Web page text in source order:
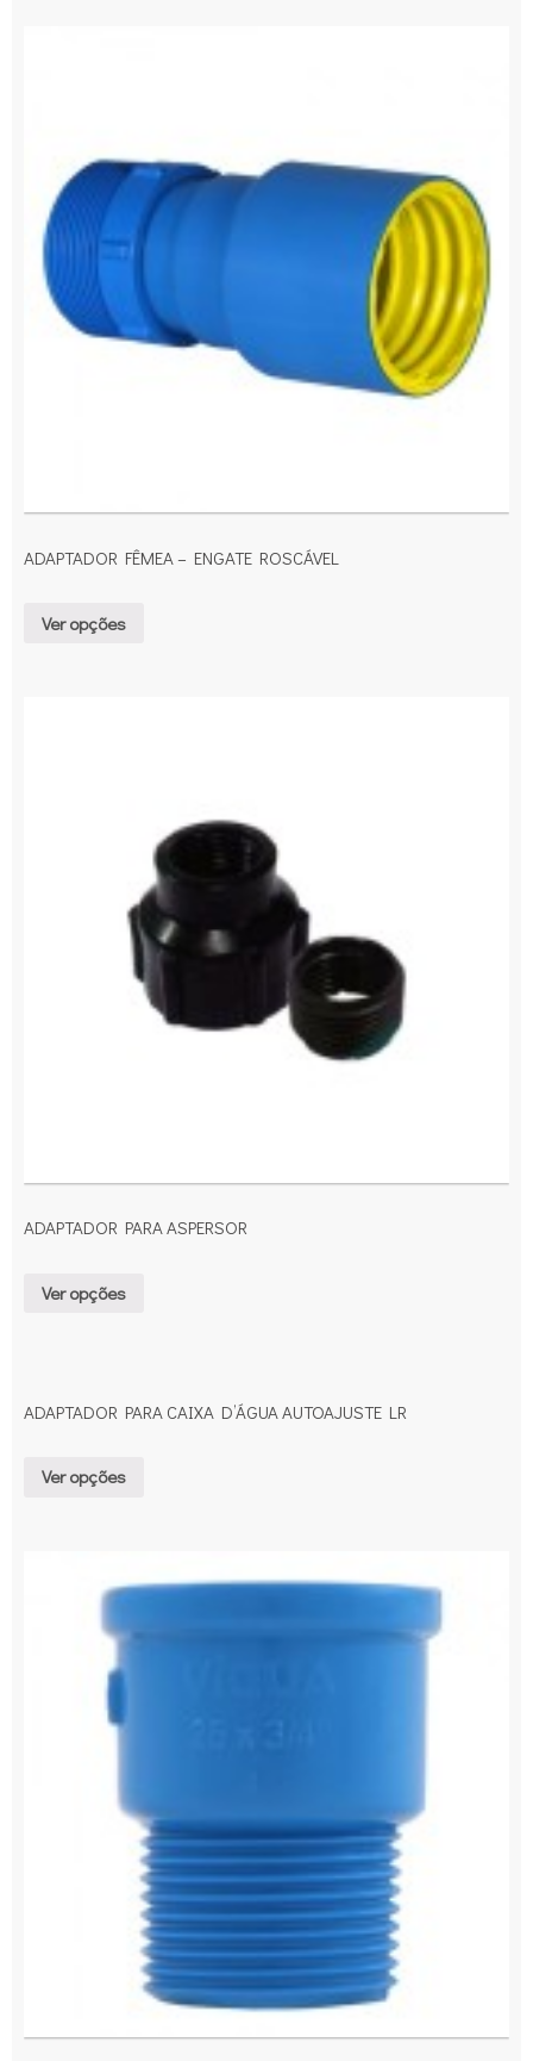
ADAPTADOR FÊMEA – ENGATE ROSCÁVEL
Ver opções
ADAPTADOR PARA ASPERSOR
Ver opções
ADAPTADOR PARA CAIXA D’ÁGUA AUTOAJUSTE LR
Ver opções